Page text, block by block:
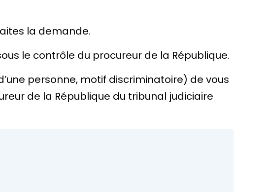
la demande.
le contrôle du procureur de la République.
personne, motif discriminatoire) de vous
de la République du tribunal judiciaire